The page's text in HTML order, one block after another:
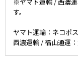
す。
ヤマト運輸：ネコポ
西濃運輸 / 福山通運